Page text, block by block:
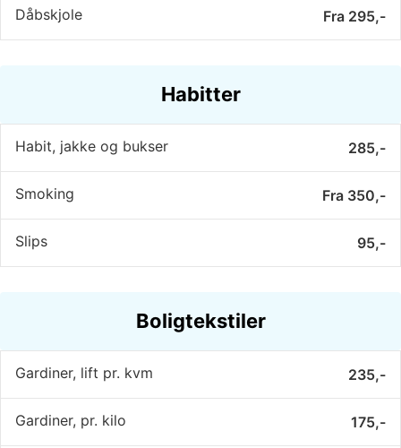
Dåbskjole Fra 295,-
Habitter
Habit, jakke og bukser 285,-
Smoking Fra 350,-
Slips 95,-
Boligtekstiler
Gardiner, lift pr. kvm 235,-
Gardiner, pr. kilo 175,-